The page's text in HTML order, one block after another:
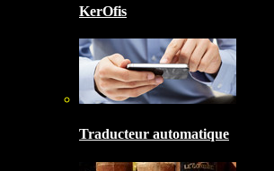
KerOfis
Traducteur automatique